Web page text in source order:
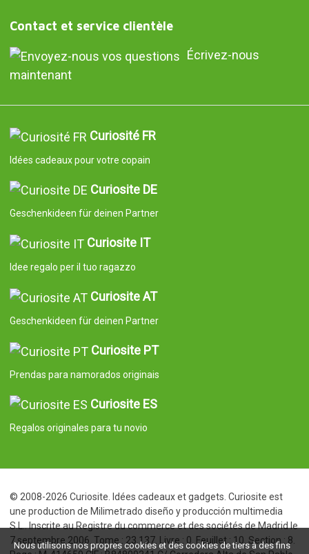
Contact et service clientèle
Écrivez-nous
maintenant
Curiosité FR
Idées cadeaux pour votre copain
Curiosite DE
Geschenkideen für deinen Partner
Curiosite IT
Idee regalo per il tuo ragazzo
Curiosite AT
Geschenkideen für deinen Partner
Curiosite PT
Prendas para namorados originais
Curiosite ES
Regalos originales para tu novio
© 2008-2026 Curiosite. Idées cadeaux et gadgets. Curiosite est
une production de Milimetrado diseño y producción multimedia
S.L.. Inscrite au Registre du commerce et des sociétés de Madrid le
7 septembre 2006. Tome : 23.137. Livre : 0. Feuillet : 10. Section : 8.
Nous utilisons nos propres cookies et des cookies de tiers à des fins